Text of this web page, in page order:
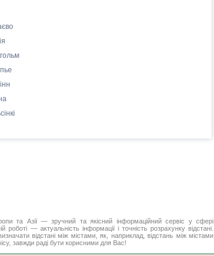
та Азії — зручний та якісний інформаційний сервіс у сфері
роботі — актуальність інформації і точність розрахунку відстані.
відстані між містами, як, наприклад, відстань між містами
завжди раді бути корисними для Вас!